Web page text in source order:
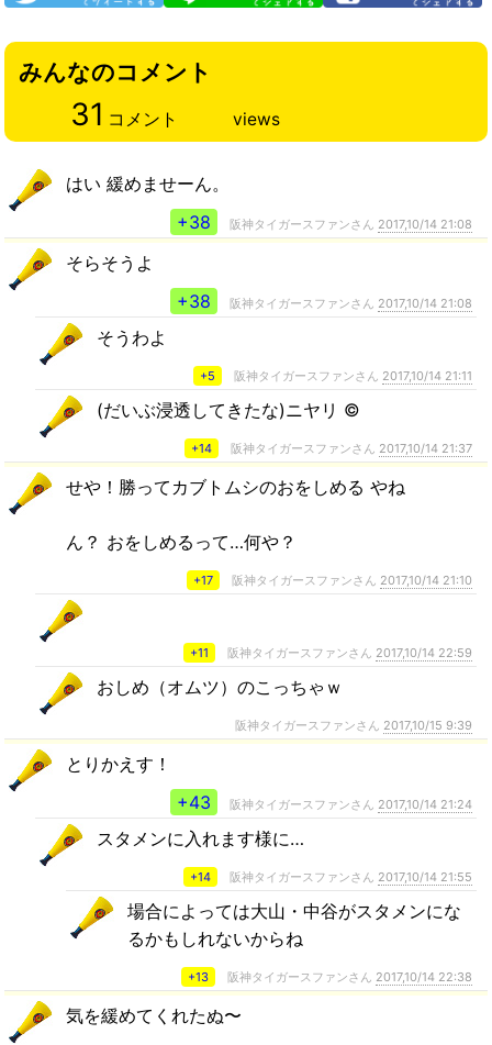
みんなのコメント
31 コメント views
はい 緩めませーん。
+38
阪神タイガースファンさん 2017,10/14 21:08
そらそうよ
+38
阪神タイガースファンさん 2017,10/14 21:08
そうわよ
+5 阪神タイガースファンさん 2017,10/14 21:11
(だいぶ浸透してきたな)ニヤリ ©︎
+14 阪神タイガースファンさん 2017,10/14 21:37
せや！勝ってカブトムシのおをしめる やね
ん？ おをしめるって…何や？
+17 阪神タイガースファンさん 2017,10/14 21:10
+11 阪神タイガースファンさん 2017,10/14 22:59
おしめ（オムツ）のこっちゃｗ
阪神タイガースファンさん 2017,10/15 9:39
とりかえす！
+43
阪神タイガースファンさん 2017,10/14 21:24
スタメンに入れます様に…
+14 阪神タイガースファンさん 2017,10/14 21:55
場合によっては大山・中谷がスタメンにな
るかもしれないからね
+13 阪神タイガースファンさん 2017,10/14 22:38
気を緩めてくれたぬ〜